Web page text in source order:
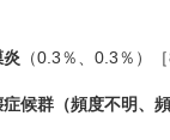
（0.3％、0.3％）［
候群 （頻度不明、